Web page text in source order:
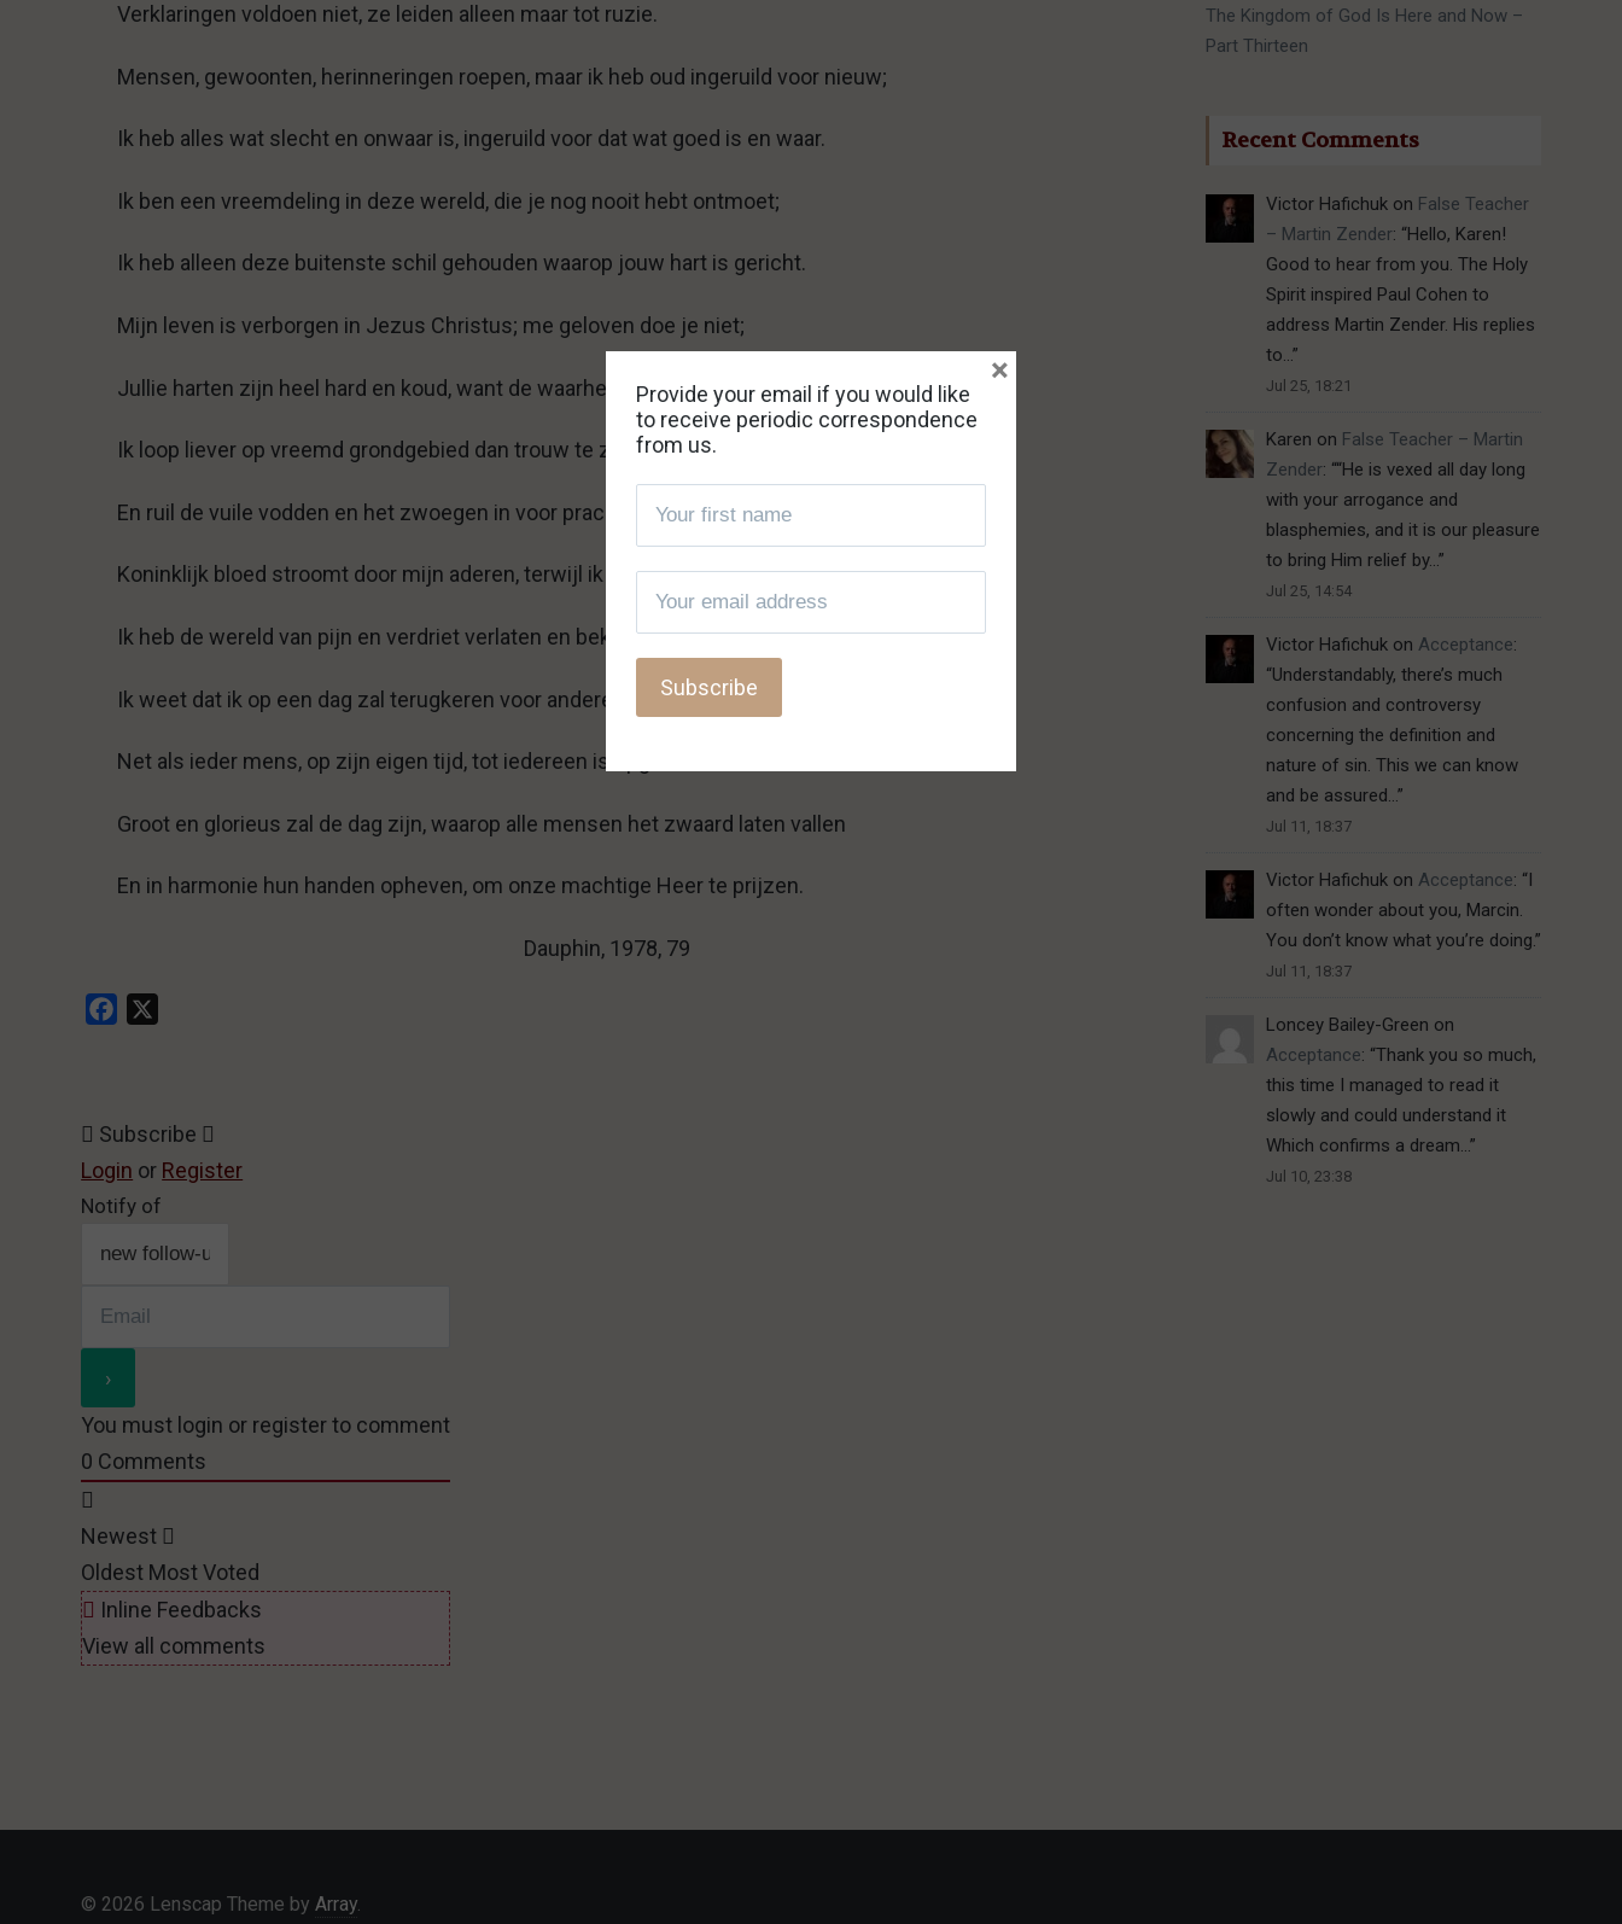
Verklaringen voldoen niet, ze leiden alleen maar tot ruzie.
Mensen, gewoonten, herinneringen roepen, maar ik heb oud ingeruild voor nieuw;
Ik heb alles wat slecht en onwaar is, ingeruild voor dat wat goed is en waar.
Ik ben een vreemdeling in deze wereld, die je nog nooit hebt ontmoet;
Ik heb alleen deze buitenste schil gehouden waarop jouw hart is gericht.
Mijn leven is verborgen in Jezus Christus; me geloven doe je niet;
Jullie harten zijn heel hard en koud, want de waarheid zochten jullie niet.
Ik loop liever op vreemd grondgebied dan trouw te zijn aan deze kwaadaardige wereld,
En ruil de vuile vodden en het zwoegen in voor prachtige en koninklijke gewaden.
Koninklijk bloed stroomt door mijn aderen, terwijl ik door heilige steegjes wordt geleid;
Ik heb de wereld van pijn en verdriet verlaten en beklim de hoogten naar grotere opbrengsten.
Ik weet dat ik op een dag zal terugkeren voor anderen die gaan komen
Net als ieder mens, op zijn eigen tijd, tot iedereen is opgenomen in de som.
Groot en glorieus zal de dag zijn, waarop alle mensen het zwaard laten vallen
En in harmonie hun handen opheven, om onze machtige Heer te prijzen.
Dauphin, 1978, 79
Facebook
Subscribe
Login or Register
Notify of
You must login or register to comment
0 Comments
Newest
Oldest Most Voted
Inline Feedbacks
View all comments
The Kingdom of God Is Here and Now –
Part Thirteen
Recent Comments
Victor Hafichukon False Teacher
– Martin Zender: “Hello, Karen!
Good to hear from you. The Holy
Spirit inspired Paul Cohen to
address Martin Zender. His replies
to…”
Jul 25, 18:21
Karen on False Teacher – Martin
Zender: ““He is vexed all day long
with your arrogance and
blasphemies, and it is our pleasure
to bring Him relief by…”
Jul 25, 14:54
Victor Hafichukon Acceptance:
“Understandably, there’s much
confusion and controversy
concerning the definition and
nature of sin. This we can know
and be assured…”
Jul 11, 18:37
Victor Hafichukon Acceptance: “I
often wonder about you, Marcin.
You don’t know what you’re doing.”
Jul 11, 18:37
Loncey Bailey-Green on
Acceptance: “Thank you so much,
this time I managed to read it
slowly and could understand it
Which confirms a dream…”
Jul 10, 23:38
© 2026 Lenscap Theme byArray.
Provide your email if you would like
to receive periodic correspondence
from us.
×